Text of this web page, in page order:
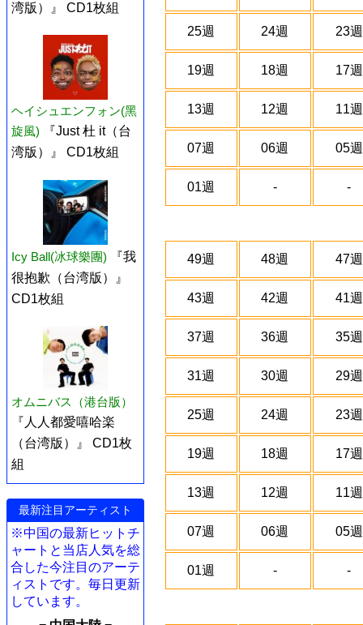
湾版）』 CD1枚組
ヘイシュエンフォン(黑
旋風)
『Just 杜 it（台
湾版）』 CD1枚組
Icy Ball(冰球樂團)
『我
很抱歉（台湾版）』
CD1枚組
オムニバス（港台版）
『人人都愛嘻哈楽
（台湾版）』 CD1枚
組
最新注目アーティスト
※中国の最新ヒットチ
ャートと当店人気を総
合した今注目のアーテ
ィストです。毎日更新
しています。
25週 24週 23週
19週 18週 17週
13週 12週 11週
07週 06週 05週
01週 - -
49週 48週 47週
43週 42週 41週
37週 36週 35週
31週 30週 29週
25週 24週 23週
19週 18週 17週
13週 12週 11週
07週 06週 05週
01週 - -